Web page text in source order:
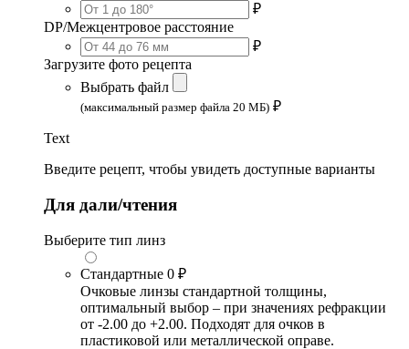
₽
DP/Межцентровое расстояние
₽
Загрузите фото рецепта
Выбрать файл
(максимальный размер файла 20 МБ) ₽
Text
Введите рецепт, чтобы увидеть доступные варианты
Для дали/чтения
Выберите тип линз
Стандартные 0 ₽
Очковые линзы стандартной толщины,
оптимальный выбор – при значениях рефракции
от -2.00 до +2.00. Подходят для очков в
пластиковой или металлической оправе.